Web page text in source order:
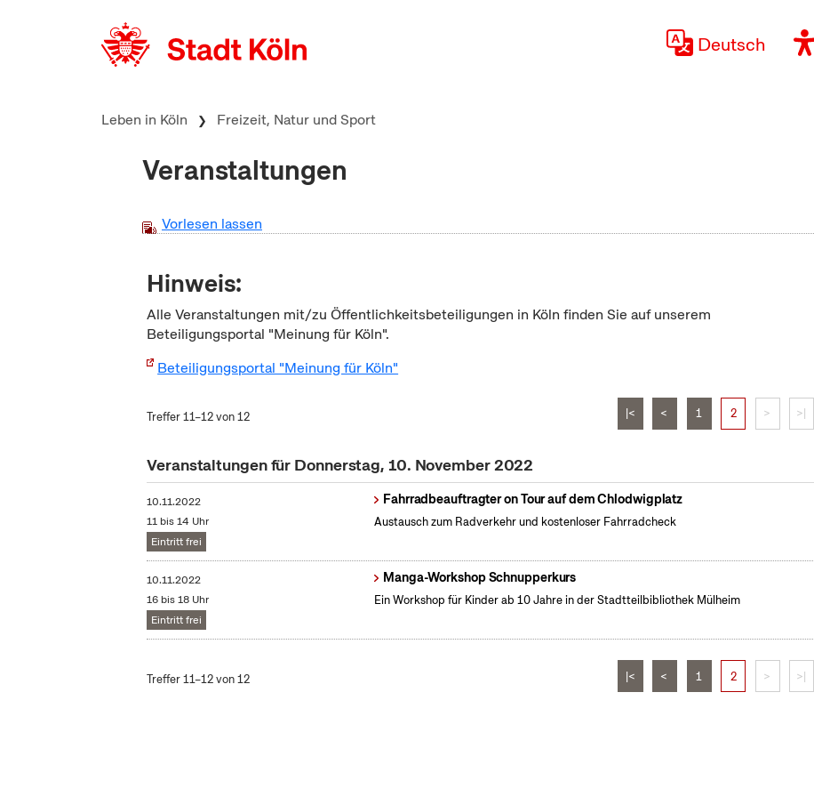
Deutsch
Leben in Köln Freizeit, Natur und Sport
Veranstaltungen
Vorlesen lassen
Hinweis:
Alle Veranstaltungen mit/zu Öffentlichkeitsbeteiligungen in Köln finden Sie auf unserem
Beteiligungsportal "Meinung für Köln".
Beteiligungsportal "Meinung für Köln"
Treffer 11–12 von 12 |< < 1 2 > >|
Veranstaltungen für Donnerstag, 10. November 2022
10.11.2022
11 bis 14 Uhr
Eintritt frei
Fahrradbeauftragter on Tour auf dem Chlodwigplatz
Austausch zum Radverkehr und kostenloser Fahrradcheck
10.11.2022
16 bis 18 Uhr
Eintritt frei
Manga-Workshop Schnupperkurs
Ein Workshop für Kinder ab 10 Jahre in der Stadtteilbibliothek Mülheim
Treffer 11–12 von 12 |< < 1 2 > >|